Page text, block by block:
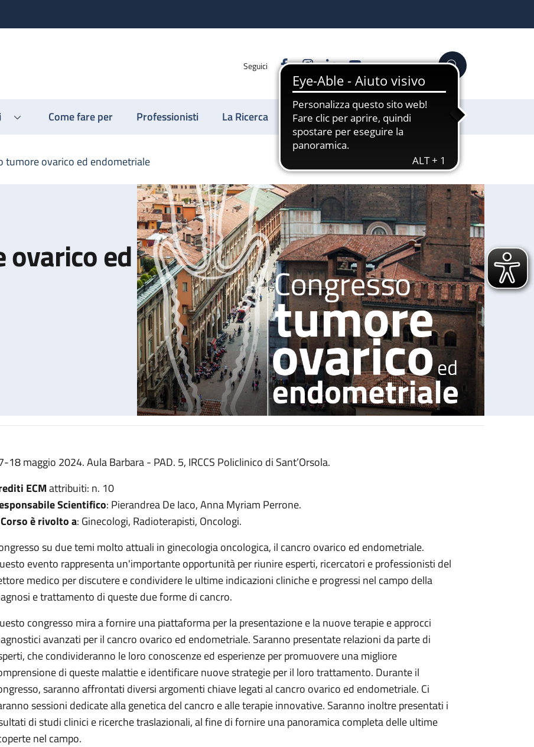
Seguici FacebookInstagram
LinkedinYouTube Cerca
Come fare per Professionisti La Ricerca Sostienici
tumore ovarico ed endometriale
ovarico ed
ed endometriale
18 maggio 2024. Aula Barbara - PAD. 5, IRCCS Policlinico di Sant’Orsola.
ECMattribuiti: n. 10
Scientifico: Pierandrea De Iaco, Anna Myriam Perrone.
è rivolto a: Ginecologi, Radioterapisti, Oncologi.
su due temi molto attuali in ginecologia oncologica, il cancro ovarico ed endometriale.
evento rappresenta un'importante opportunità per riunire esperti, ricercatori e professionisti del
medico per discutere e condividere le ultime indicazioni cliniche e progressi nel campo della
e trattamento di queste due forme di cancro.
congresso mira a fornire una piattaforma per la presentazione e la nuove terapie e approcci
avanzati per il cancro ovarico ed endometriale. Saranno presentate relazioni da parte di
che condivideranno le loro conoscenze ed esperienze per promuovere una migliore
di queste malattie e identificare nuove strategie per il loro trattamento. Durante il
saranno affrontati diversi argomenti chiave legati al cancro ovarico ed endometriale. Ci
sessioni dedicate alla genetica del cancro e alle terapie innovative. Saranno inoltre presentati i
di studi clinici e ricerche traslazionali, al fine di fornire una panoramica completa delle ultime
nel campo.